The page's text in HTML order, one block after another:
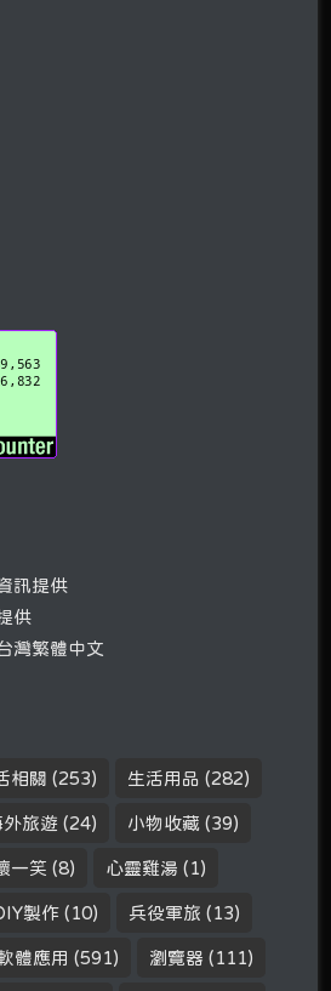
訊提供
供
灣繁體中文
相關 (253) 生活用品 (282)
外旅遊 (24) 小物收藏 (39)
一笑 (8) 心靈雞湯 (1)
製作 (10) 兵役軍旅 (13)
體應用 (591) 瀏覽器 (111)